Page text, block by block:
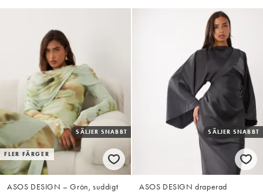
FLER FÄRGER
SÄLJER SNABBT
ASOS DESIGN – Grön, suddigt
SÄLJER SNABBT
ASOS DESIGN draperad